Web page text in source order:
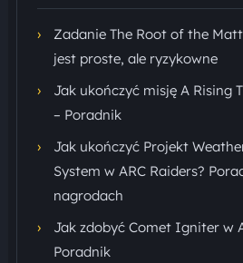
›
Zadanie The Root of the
jest proste, ale ryzykowne
›
Jak ukończyć misję A Rising
– Poradnik
›
Jak ukończyć Projekt
System w ARC Raiders?
nagrodach
›
Jak zdobyć Comet Igniter w
Poradnik